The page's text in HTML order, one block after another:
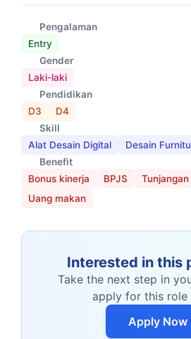
Pengalaman
Entry
Gender
Laki-laki
Pendidikan
D3
D4
Skill
Alat Desain Digital
Desain
Benefit
Bonus kinerja
BPJS
Uang makan
Interested in this
Take the next step in
apply for this role
Apply Now